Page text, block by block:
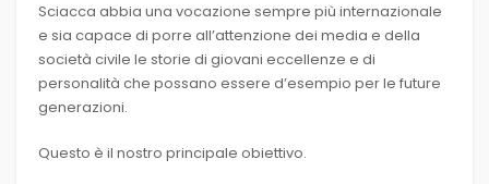
Sciacca abbia una vocazione sempre più internazionale
e sia capace di porre all’attenzione dei media e della
società civile le storie di giovani eccellenze e di
personalità che possano essere d’esempio per le future
generazioni.
Questo è il nostro principale obiettivo.